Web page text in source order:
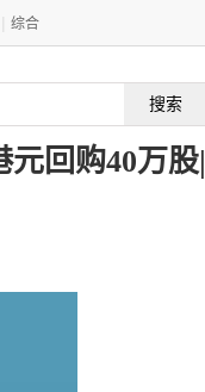
综合
搜索
元回购40万股|